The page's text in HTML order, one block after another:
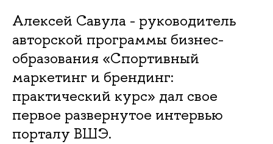
Алексей Савула - руководитель
авторской программы бизнес-
образования «Спортивный
маркетинг и брендинг:
практический курс» дал свое
первое развернутое интервью
порталу ВШЭ.